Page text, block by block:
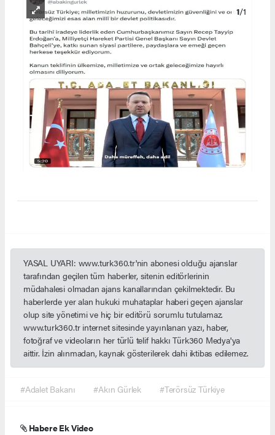
1/1
YASAL UYARI: www.turk360.tr'nin abonesi olduğu ajanslar
tarafından geçilen tüm haberler, sitenin editörlerinin
müdahalesi olmadan ajans kanallarından çekilmektedir. Bu
haberlerde yer alan hukuki muhataplar haberi geçen ajanslar
olup site yönetimi ve hiç bir editörü sorumlu tutulamaz.
www.turk360.tr internet sitesinde yayınlanan yazı, haber,
fotoğraf ve videoların her türlü telif hakkı Türk360 Medya'ya
aittir. İzin alınmadan, kaynak gösterilerek dahi iktibas edilemez.
#Adalet Bakanı #Akın Gürlek #Terörsüz Türkiye
Habere Ek Video